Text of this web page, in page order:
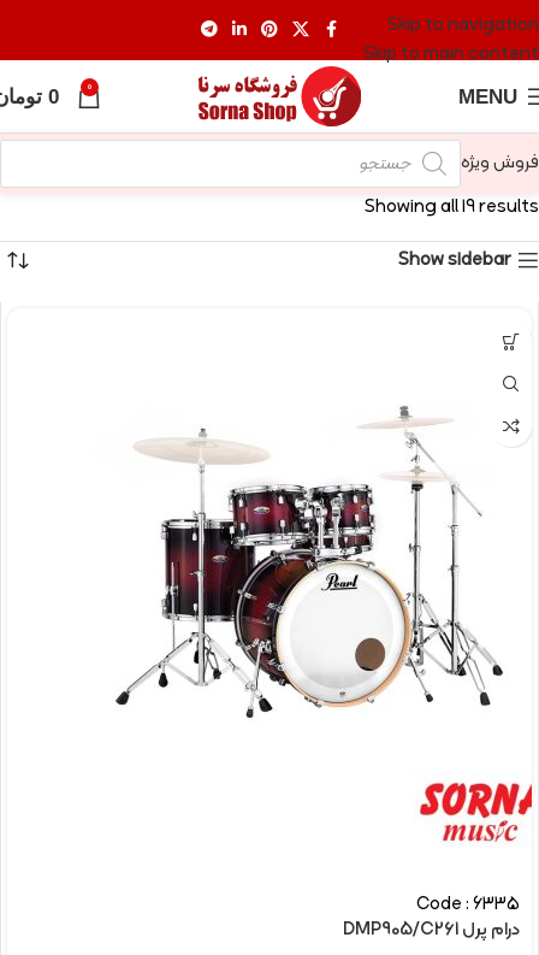
Skip to navigation
Skip to main content
MENU
0
0
فروش ویژه
Showing all 19 results
Show sidebar
Code : 6335
درام پرل DMP905/C261